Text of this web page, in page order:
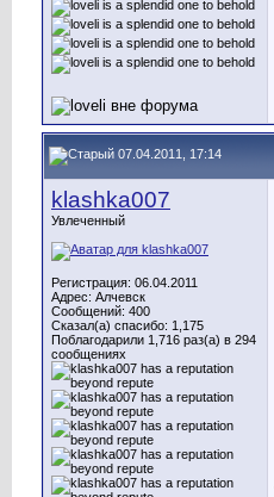
07.04.2011, 17:14
klashka007
Увлеченный
Регистрация: 06.04.2011
Адрес: Алчевск
Сообщений: 400
Сказал(а) спасибо: 1,175
Поблагодарили 1,716 раз(а) в 294
сообщениях